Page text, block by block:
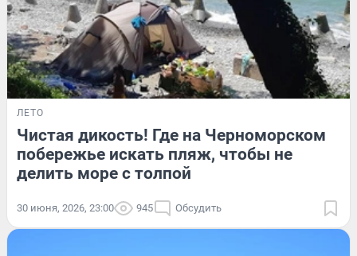
ЛЕТО
Чистая дикость! Где на Черноморском
побережье искать пляж, чтобы не
делить море с толпой
30 июня, 2026, 23:00 945 Обсудить